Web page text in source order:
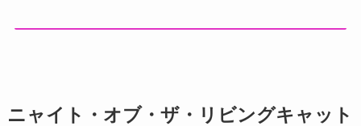
ニャイト・オブ・ザ・リビングキャット